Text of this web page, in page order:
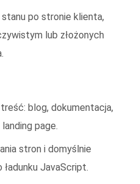
po stronie klienta,
lub złożonych
blog, dokumentacja,
page.
stron i domyślnie
JavaScript.